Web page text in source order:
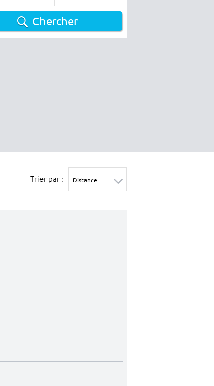
Chercher
Trier par :